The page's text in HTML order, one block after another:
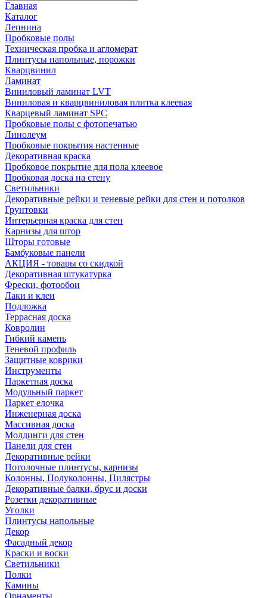
Главная
Каталог
Лепнина
Пробковые полы
Техническая пробка и агломерат
Плинтусы напольные, порожки
Кварцвинил
Ламинат
Виниловый ламинат LVT
Виниловая и кварцвиниловая плитка клеевая
Кварцевый ламинат SPC
Пробковые полы с фотопечатью
Линолеум
Пробковые покрытия настенные
Декоративная краска
Пробковое покрытие для пола клеевое
Пробковая доска на стену
Светильники
Декоративные рейки и теневые рейки для стен и потолков
Грунтовки
Интерьерная краска для стен
Карнизы для штор
Шторы готовые
Бамбуковые панели
АКЦИЯ - товары со скидкой
Декоративная штукатурка
Фрески, фотообои
Лаки и клеи
Подложка
Террасная доска
Ковролин
Гибкий камень
Теневой профиль
Защитные коврики
Инструменты
Паркетная доска
Модульный паркет
Паркет елочка
Инженерная доска
Массивная доска
Молдинги для стен
Панели для стен
Декоративные рейки
Потолочные плинтусы, карнизы
Колонны, Полуколонны, Пилястры
Декоративные балки, брус и доски
Розетки декоративные
Уголки
Плинтусы напольные
Декор
Фасадный декор
Краски и воски
Светильники
Полки
Камины
Орнаменты